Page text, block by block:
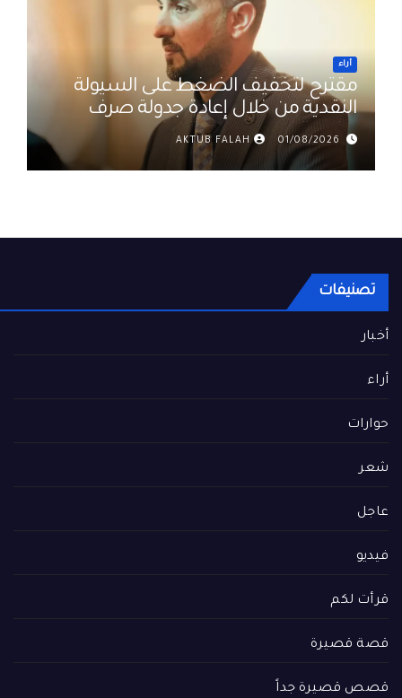
أراء
مقترح لتخفيف الضغط على السيولة
النقدية من خلال إعادة جدولة صرف
رواتب الموظفين في العراق د. عمر
حميد
01/08/2026
AKTUB FALAH
تصنيفات
أخبار
أراء
حوارات
شعر
عاجل
فيديو
قرأت لكم
قصة قصيرة
قصص قصيرة جداً